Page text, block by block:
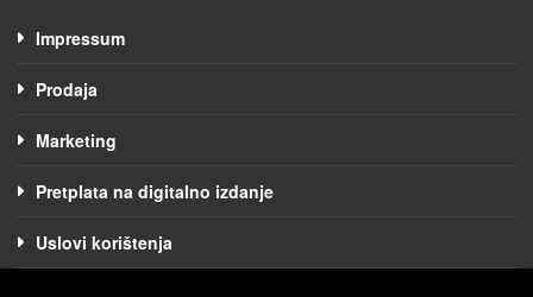
Impressum
Prodaja
Marketing
Pretplata na digitalno izdanje
Uslovi korištenja